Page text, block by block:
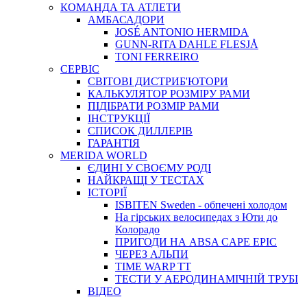
КОМАНДА ТА АТЛЕТИ
АМБАСАДОРИ
JOSÉ ANTONIO HERMIDA
GUNN-RITA DAHLE FLESJÅ
TONI FERREIRO
СЕРВІС
СВІТОВІ ДИСТРИБ'ЮТОРИ
КАЛЬКУЛЯТОР РОЗМIРУ РАМИ
ПІДІБРАТИ РОЗМІР РАМИ
IНСТРУКЦIЇ
СПИСОК ДИЛЛЕРІВ
ГАРАНТIЯ
MERIDA WORLD
ЄДИНI У СВОЄМУ РОДI
НАЙКРАЩІ У ТЕСТАХ
ІСТОРІЇ
ISBITEN Sweden - обпечені холодом
На гірських велосипедах з Юти до
Колорадо
ПРИГОДИ НА ABSA CAPE EPIC
ЧЕРЕЗ АЛЬПИ
TIME WARP TT
ТЕСТИ У АЕРОДИНАМІЧНІЙ ТРУБІ
ВІДЕО